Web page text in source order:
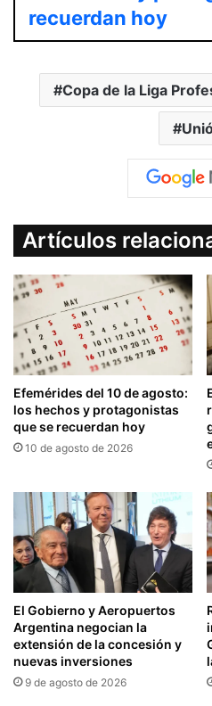
recuerdan hoy
Copa de la Liga
Artículos
Efemérides del 10 de agosto:
los hechos y protagonistas
que se recuerdan hoy
10 de agosto de 2026
El Gobierno y Aeropuertos
Argentina negocian la
extensión de la concesión y
nuevas inversiones
9 de agosto de 2026